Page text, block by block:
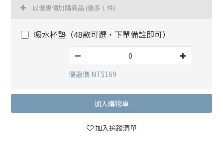
以優惠價加購商品 (最多 1 件)
吸水杯墊（48款可選，下單備註即可）
優惠價 NT$169
加入購物車
加入追蹤清單